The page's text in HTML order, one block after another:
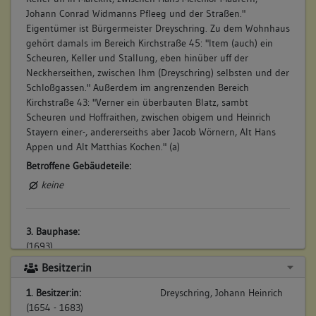
Johann Conrad Widmanns Pfleeg und der Straßen."
Eigentümer ist Bürgermeister Dreyschring. Zu dem Wohnhaus
gehört damals im Bereich Kirchstraße 45: "Item (auch) ein
Scheuren, Keller und Stallung, eben hinüber uff der
Neckherseithen, zwischen Ihm (Dreyschring) selbsten und der
Schloßgassen." Außerdem im angrenzenden Bereich
Kirchstraße 43: "Verner ein überbauten Blatz, sambt
Scheuren und Hoffraithen, zwischen obigem und Heinrich
Stayern einer-, andererseiths aber Jacob Wörnern, Alt Hans
Appen und Alt Matthias Kochen." (a)
Betroffene Gebäudeteile:
keine
3. Bauphase:
(1693)
Nach dem Tod der Ehefrau Maria Magdalena Banger geht der
an den Schwiegersohn Sebastian Rieger, Beckh (Bäcker).
Wenig später kauft Rieger die restliche Hälfte von seinem
Besitzer:in
1. Besitzer:in:
(1654 - 1683)
Dreyschring, Johann Heinrich